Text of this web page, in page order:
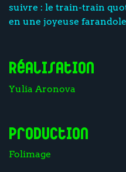
suivre : le train-train
en une joyeuse
Réalisation
Yulia Aronova
Production
Folimage